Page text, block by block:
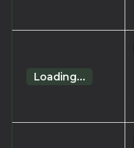
Loading...